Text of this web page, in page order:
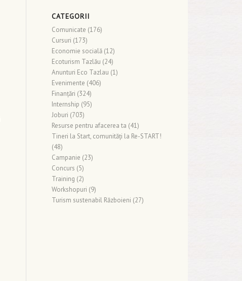
CATEGORII
Comunicate (176)
Cursuri (173)
Economie socială (12)
Ecoturism Tazlău (24)
Anunturi Eco Tazlau (1)
Evenimente (406)
Finanţări (324)
Internship (95)
Joburi (703)
Resurse pentru afacerea ta (41)
Tineri la Start, comunități la Re-START!
(48)
Campanie (23)
Concurs (5)
Training (2)
Workshopuri (9)
Turism sustenabil Războieni (27)